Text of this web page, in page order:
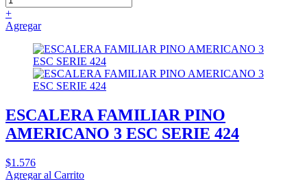
+
Agregar
ESCALERA FAMILIAR PINO
AMERICANO 3 ESC SERIE 424
$1.576
Agregar al Carrito